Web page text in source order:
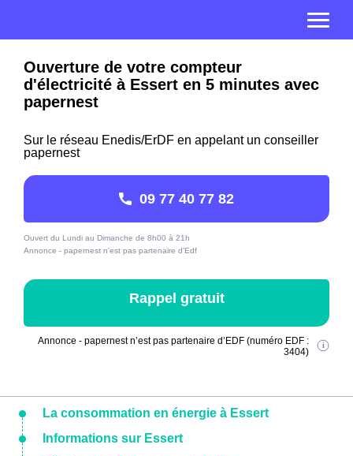
Ouverture de votre compteur
d'électricité à Essert en 5 minutes avec
papernest
Sur le réseau Enedis/ErDF en appelant un conseiller
papernest
09 77 40 77 82
Ouvert du Lundi au Dimanche de 8h00 à 21h
Annonce - papernest n'est pas partenaire d'Edf
Rappel gratuit
Annonce - papernest n’est pas partenaire d’EDF (numéro EDF :
3404)
La consommation en énergie à Essert
Informations sur Essert